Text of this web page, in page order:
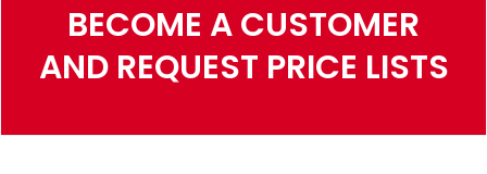
BECOME A CUSTOMER
AND REQUEST PRICE LISTS